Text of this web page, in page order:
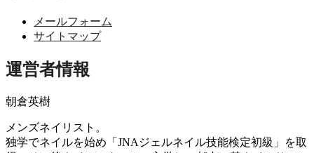
メールフォーム
サイトマップ
運営者情報
朝倉英樹
メンズネイリスト。
独学でネイルを始め「JNAジェルネイル技能検定初級」を取